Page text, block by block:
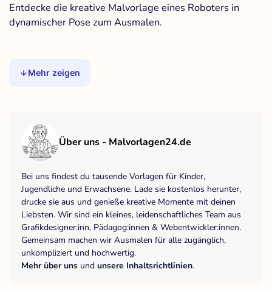
Entdecke die kreative Malvorlage eines Roboters in
dynamischer Pose zum Ausmalen.
Mehr zeigen
Über uns - Malvorlagen24.de
Bei uns findest du tausende Vorlagen für Kinder,
Jugendliche und Erwachsene. Lade sie kostenlos herunter,
drucke sie aus und genieße kreative Momente mit deinen
Liebsten. Wir sind ein kleines, leidenschaftliches Team aus
Grafikdesigner:inn, Pädagog:innen & Webentwickler:innen.
Gemeinsam machen wir Ausmalen für alle zugänglich,
unkompliziert und hochwertig.
Mehr über uns und unsere Inhaltsrichtlinien.